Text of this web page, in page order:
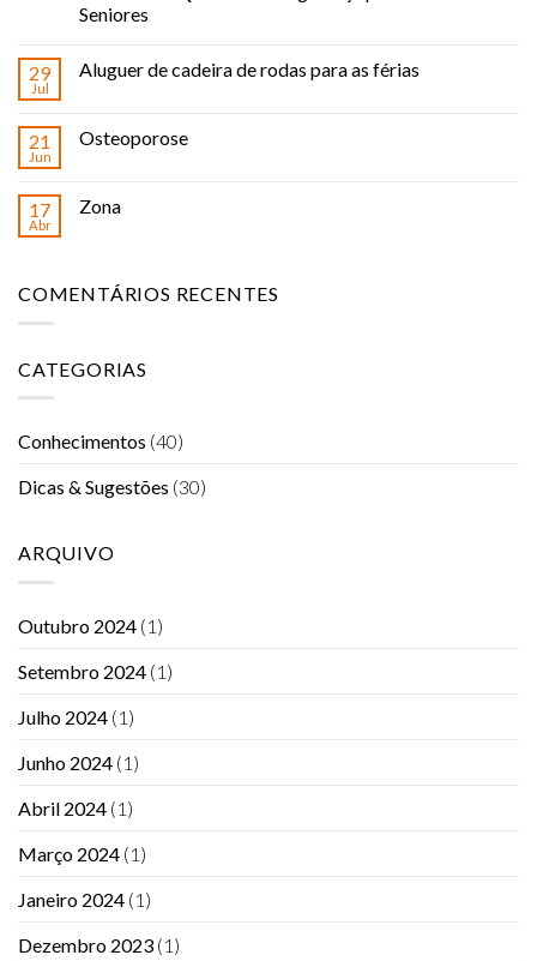
Seniores
29
Jul
Aluguer de cadeira de rodas para as férias
21
Jun
Osteoporose
17
Abr
Zona
COMENTÁRIOS RECENTES
CATEGORIAS
Conhecimentos (40)
Dicas & Sugestões (30)
ARQUIVO
Outubro 2024 (1)
Setembro 2024 (1)
Julho 2024 (1)
Junho 2024 (1)
Abril 2024 (1)
Março 2024 (1)
Janeiro 2024 (1)
Dezembro 2023 (1)